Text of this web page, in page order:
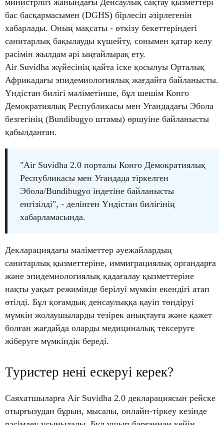
министрлігі жанындағы Денсаулық сақтау қызметтері
бас басқармасымен (DGHS) бірлесіп әзірлегенін
хабарлады. Оның мақсаты - өткізу бекеттеріндегі
санитарлық бақылауды күшейту, сонымен қатар келу
рәсімін жылдам әрі ыңғайлырақ ету.
Air Suvidha жүйесінің қайта іске қосылуы Орталық
Африкадағы эпидемиологиялық жағдайға байланысты.
Үндістан билігі мәліметінше, бұл шешім Конго
Демократиялық Республикасы мен Угандадағы Эбола
безгегінің (Bundibugyo штамы) өршуіне байланысты
қабылданған.
"Air Suvidha 2.0 порталы Конго Демократиялық
Республикасы мен Угандада тіркелген
Эбола/Bundibugyo індетіне байланысты
енгізілді", - делінген Үндістан билігінің
хабарламасында.
Декларациядағы мәліметтер әуежайлардың
санитарлық қызметтеріне, иммиграциялық органдарға
және эпидемиологиялық қадағалау қызметтеріне
нақты уақыт режимінде берілуі мүмкін екендігі атап
өтілді. Бұл қоғамдық денсаулыққа қауіп төндіруі
мүмкін жолаушыларды тезірек анықтауға және қажет
болған жағдайда оларды медициналық тексеруге
жіберуге мүмкіндік береді.
Туристер нені ескеруі керек?
Саяхатшыларға Air Suvidha 2.0 декларациясын рейске
отырғызудан бұрын, мысалы, онлайн-тіркеу кезінде